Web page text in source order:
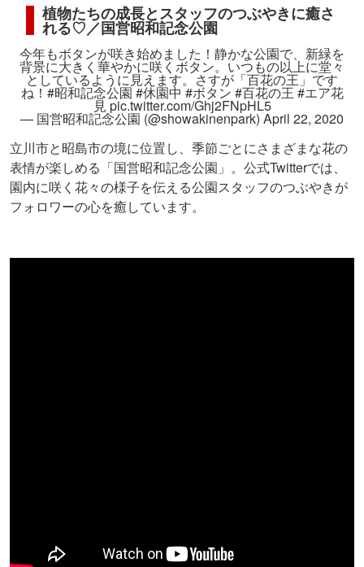
植物たちの成長とスタッフのつぶやきに癒さ
れる♡／国営昭和記念公園
今年もボタンが咲き始めました！静かな公園で、新緑を
背景に大きく華やかに咲くボタン。いつもの以上に堂々
としているように見えます。さすが「百花の王」です
ね！#昭和記念公園#休園中 #ボタン #百花の王 #エア花
見pic.twitter.com/Ghj2FNpHL5
— 国営昭和記念公園 (@showakinenpark) April 22, 2020
立川市と昭島市の境に位置し、季節ごとにさまざまな花の
表情が楽しめる「国営昭和記念公園」。公式Twitterでは、
園内に咲く花々の様子を伝える公園スタッフのつぶやきが
フォロワーの心を癒しています。